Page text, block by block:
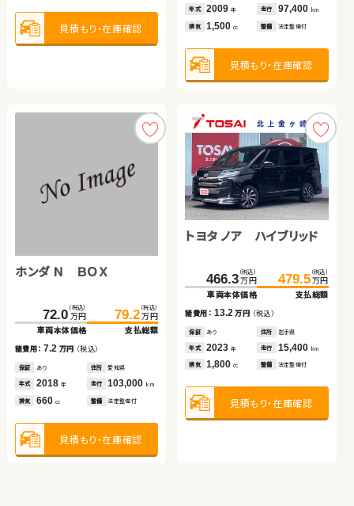
見積もり・在庫確認
年式 2009年 走行 97,400 km
排気 1,500cc 整備 法定整備付
見積もり・在庫確認
ホンダ Ｎ ＢＯＸ
72.0 （税込）
万円
車両本体価格
79.2 （税込）
万円
支払総額
諸費用：7.2 万円 （税込）
保証 あり 住所 愛知県
年式 2018 年 走行 103,000 km
排気 660 cc 整備 法定整備付
見積もり・在庫確認
トヨタ ノア ハイブリッド
466.3 （税込）
万円
車両本体価格
479.5 （税込）
万円
支払総額
諸費用： 13.2万円 （税込）
保証 あり 住所 岩手県
年式 2023年 走行 15,400 km
排気 1,800cc 整備 法定整備付
見積もり・在庫確認
スズキ ジムニーシエラ
216.3
年式 2020年 走行
見積もり・在庫確認
スズキ ワゴンＲ
44.4（税込）
万円
車両本体価格
54.7（税込）
万円
支払総額
諸費用：10.3万円 （税込）
2013 年 97,500km
660cc 法定整備付
見積もり・在庫確認
諸費用：10.9万円（税込）
保証 あり 住所 青森県
年式 2019年 走行 89,000km
年式 2015年 走行 47,000 km
排気 2,500cc 整備 法定整備付
見積もり・在庫確認
ホンダ フリード＋ ハイブ
リッド
213.0万円
車両本体価格
諸費用：5.0 万円 （税込）
保証 あり 住所 宮城県
排気 1,500cc 整備 法定整備付
スズキ ジムニー
179.1万円
車両本体価格
諸費用：10.8万円 （税込）
保証 あり 住所 岩手県
排気 660 整備 法定整備付